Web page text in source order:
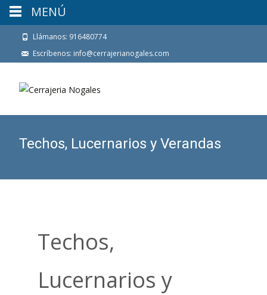
Llámanos: 916480774
Escríbenos: info@cerrajerianogales.com
Techos, Lucernarios y Verandas
Techos,
Lucernarios y
MENÚ